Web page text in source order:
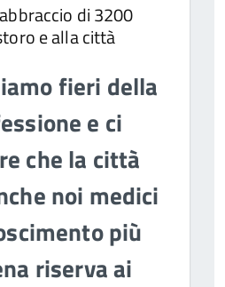
di 3200
e alla città
fieri della
e ci
che la città
noi medici
più
riserva ai